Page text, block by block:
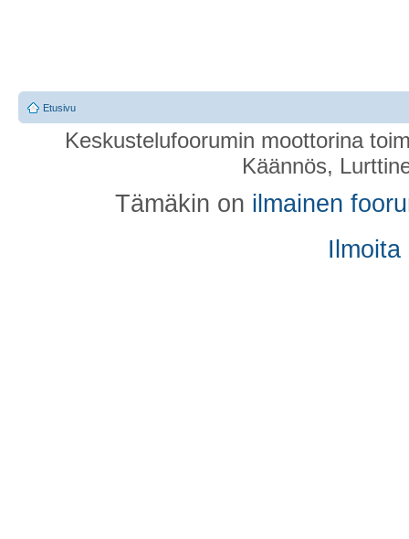
Etusivu
Keskustelufoorumin moottorina
Käännös,
Tämäkin on ilmainen